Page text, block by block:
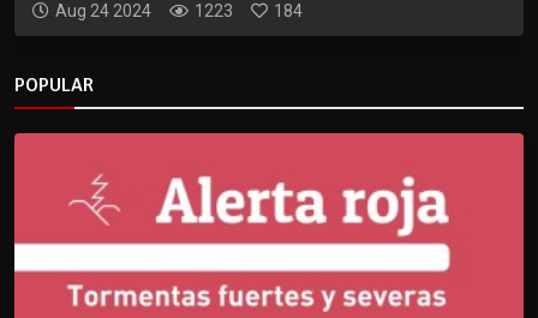
Aug 24 2024 1223 184
POPULAR